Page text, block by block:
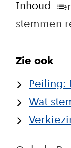
Inhoud
stemmen
Zie ook
Peiling:
Wat